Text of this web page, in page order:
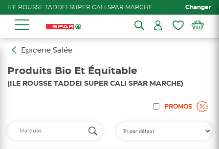
ILE ROUSSE TADDEI SUPER CALI SPAR MARCHE Changer
Epicerie Salée
Produits Bio Et Équitable
(ILE ROUSSE TADDEI SUPER CALI SPAR MARCHE)
PROMOS